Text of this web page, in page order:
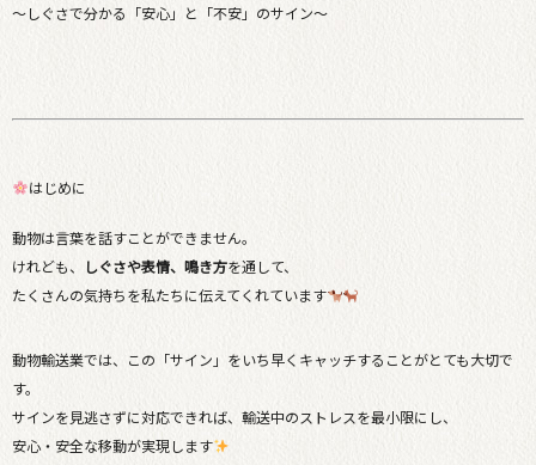
〜しぐさで分かる「安心」と「不安」のサイン〜
はじめに
動物は言葉を話すことができません。
けれども、
しぐさや表情、鳴き方を通して、
たくさんの気持ちを私たちに伝えてくれています
動物輸送業では、この「サイン」をいち早くキャッチすることがとても大切で
す。
サインを見逃さずに対応できれば、輸送中のストレスを最小限にし、
安心・安全な移動が実現します